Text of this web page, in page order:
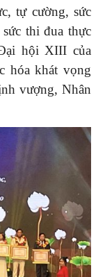
tự cường, sức
thi đua thực
hội XIII của
hóa khát vọng
vượng, Nhân